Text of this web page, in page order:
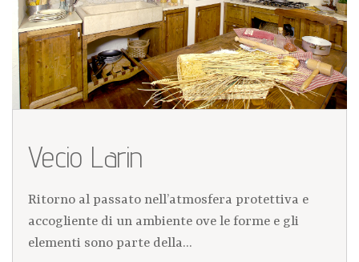
Vecio Larin
Ritorno al passato nell’atmosfera protettiva e
accogliente di un ambiente ove le forme e gli
elementi sono parte della...